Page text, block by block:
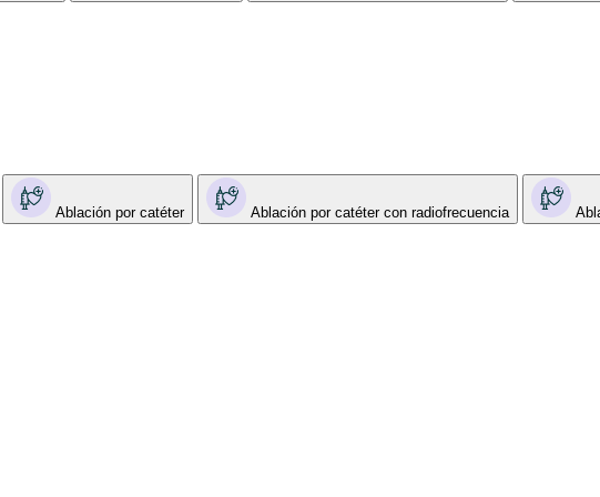
Ablación por catéter Ablación por catéter con radiofrecuencia